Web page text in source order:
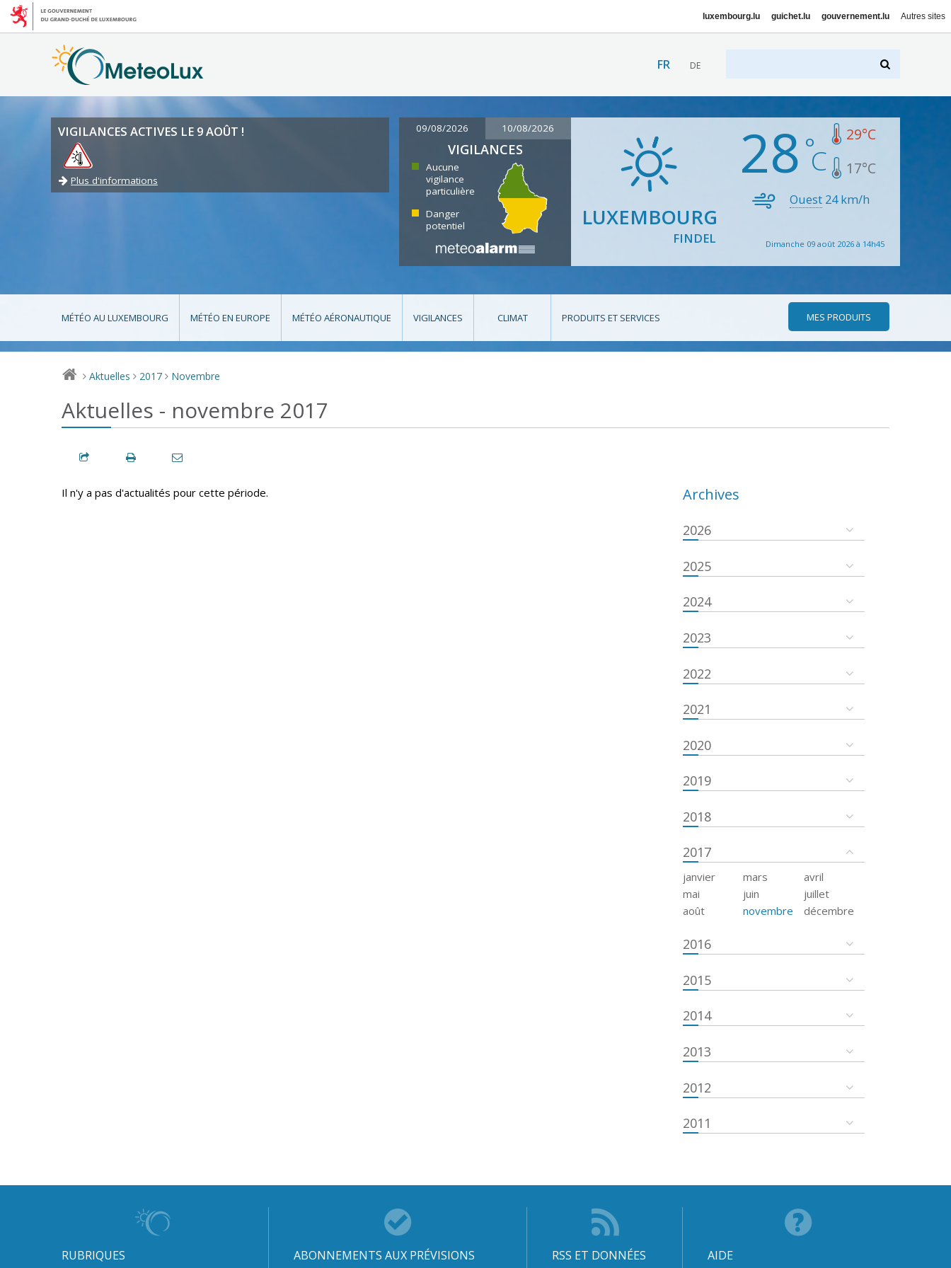
luxembourg.lu guichet.lu gouvernement.lu Autres sites
FR DE
VIGILANCES ACTIVES LE 9 AOÛT !
Plus d'informations
09/08/2026 10/08/2026
VIGILANCES
Aucune
vigilance
particulière
Danger
potentiel
LUXEMBOURG
FINDEL
28 29°C
17°C
Ouest 24km/h
Dimanche 09 août 2026 à 14h45
MÉTÉO AU LUXEMBOURG MÉTÉO EN EUROPE MÉTÉO AÉRONAUTIQUE VIGILANCES CLIMAT PRODUITS ET SERVICES MES PRODUITS
> Aktuelles > 2017 > Novembre
Aktuelles - novembre 2017
Il n'y a pas d'actualités pour cette période. Archives
2026
2025
2024
2023
2022
2021
2020
2019
2018
2017
janvier mars
avril
mai
juin
juillet
août
novembre décembre
2016
2015
2014
2013
2012
2011
RUBRIQUES ABONNEMENTS AUX PRÉVISIONS RSS ET DONNÉES AIDE